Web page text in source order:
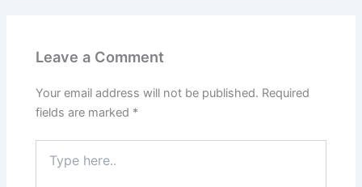
Leave a Comment
Your email address will not be published. Required
fields are marked *
here..